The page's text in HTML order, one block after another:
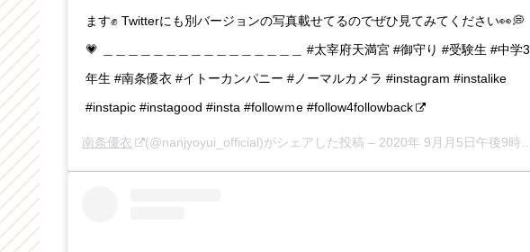
ます✊ Twitterにも別バージョンの写真載せてるのでぜひ見てみてください👀💭
💗 ＿＿＿＿＿＿＿＿＿＿＿＿＿＿＿＿ #太宰府天満宮 #御守り #受験生 #中学3
年生 #南条優衣 #イトーカンパニー #ノーマルカメラ #instagram #instalike
#instapic #instagood #insta #followｍe #follow4followback
南条優衣 (@nanjyoyui_official)がシェアした投稿 – 2020年 9月月5日午後9時03分PDT